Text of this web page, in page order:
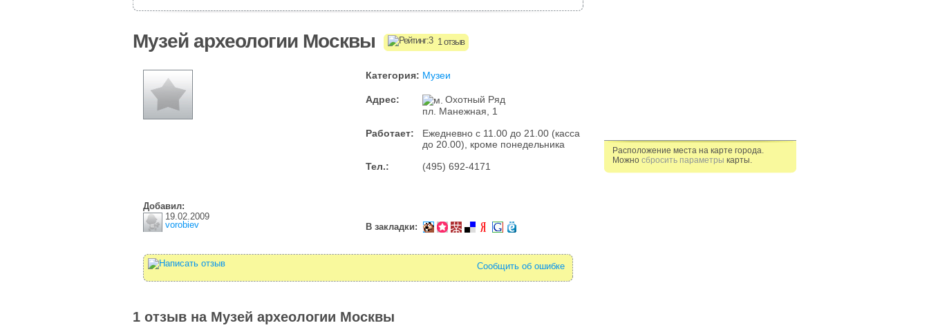
Музей археологии Москвы 1 отзыв
Категория: Музеи
Адрес:
Охотный Ряд
пл. Манежная, 1
Работает:
Ежедневно с 11.00 до 21.00 (касса
до 20.00), кроме понедельника
Тел.:
(495) 692-4171
Добавил:
19.02.2009
vorobiev
В закладки:
Сообщить об ошибке
1 отзыв на Музей археологии Москвы
Расположение места на карте города.
Можно сбросить параметры карты.